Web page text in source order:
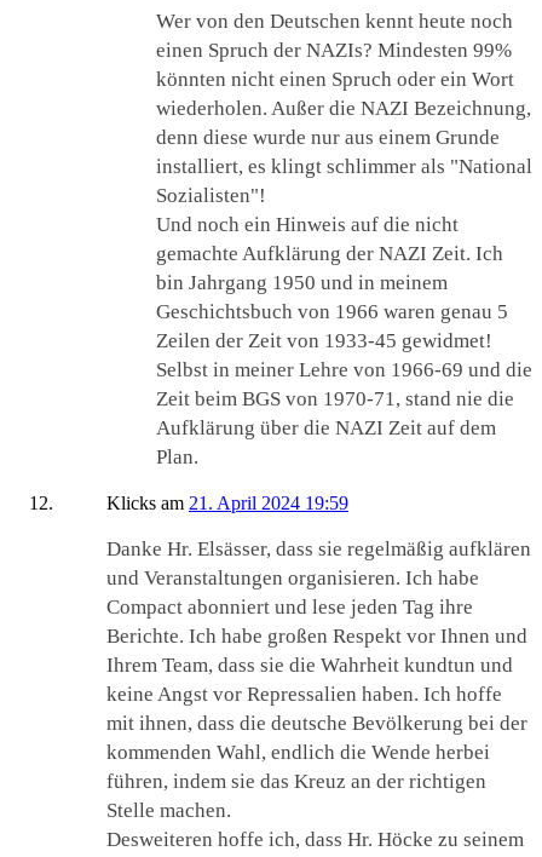
Wer von den Deutschen kennt heute noch
einen Spruch der NAZIs? Mindesten 99%
könnten nicht einen Spruch oder ein Wort
wiederholen. Außer die NAZI Bezeichnung,
denn diese wurde nur aus einem Grunde
installiert, es klingt schlimmer als "National
Sozialisten"!
Und noch ein Hinweis auf die nicht
gemachte Aufklärung der NAZI Zeit. Ich
bin Jahrgang 1950 und in meinem
Geschichtsbuch von 1966 waren genau 5
Zeilen der Zeit von 1933-45 gewidmet!
Selbst in meiner Lehre von 1966-69 und die
Zeit beim BGS von 1970-71, stand nie die
Aufklärung über die NAZI Zeit auf dem
Plan.
Klicks am 21. April 2024 19:59
Danke Hr. Elsässer, dass sie regelmäßig aufklären
und Veranstaltungen organisieren. Ich habe
Compact abonniert und lese jeden Tag ihre
Berichte. Ich habe großen Respekt vor Ihnen und
Ihrem Team, dass sie die Wahrheit kundtun und
keine Angst vor Repressalien haben. Ich hoffe
mit ihnen, dass die deutsche Bevölkerung bei der
kommenden Wahl, endlich die Wende herbei
führen, indem sie das Kreuz an der richtigen
Stelle machen.
Desweiteren hoffe ich, dass Hr. Höcke zu seinem